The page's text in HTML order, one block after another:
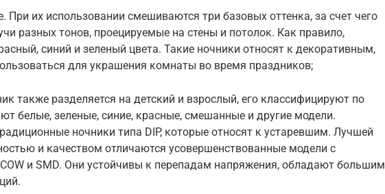
При их использовании смешиваются три базовых оттенка, за счет чего
разных тонов, проецируемые на стены и потолок. Как правило,
синий и зеленый цвета. Такие ночники относят к декоративным,
для украшения комнаты во время праздников;
также разделяется на детский и взрослый, его классифицируют по
белые, зеленые, синие, красные, смешанные и другие модели.
ночники типа DIP, которые относят к устаревшим. Лучшей
и качеством отличаются усовершенствованные модели с
и SMD. Они устойчивы к перепадам напряжения, обладают большим